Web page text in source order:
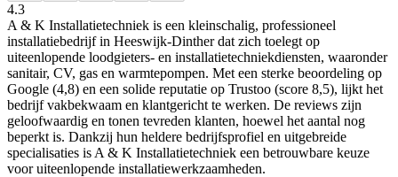
4.3
A & K Installatietechniek is een kleinschalig, professioneel
installatiebedrijf in Heeswijk‑Dinther dat zich toelegt op
uiteenlopende loodgieters- en installatietechniekdiensten, waaronder
sanitair, CV, gas en warmtepompen. Met een sterke beoordeling op
Google (4,8) en een solide reputatie op Trustoo (score 8,5), lijkt het
bedrijf vakbekwaam en klantgericht te werken. De reviews zijn
geloofwaardig en tonen tevreden klanten, hoewel het aantal nog
beperkt is. Dankzij hun heldere bedrijfsprofiel en uitgebreide
specialisaties is A & K Installatietechniek een betrouwbare keuze
voor uiteenlopende installatiewerkzaamheden.